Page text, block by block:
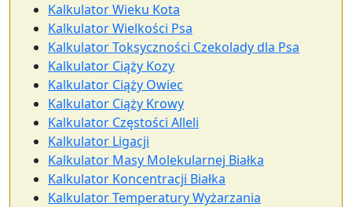
Kalkulator Wieku Kota
Kalkulator Wielkości Psa
Kalkulator Toksyczności Czekolady dla Psa
Kalkulator Ciąży Kozy
Kalkulator Ciąży Owiec
Kalkulator Ciąży Krowy
Kalkulator Częstości Alleli
Kalkulator Ligacji
Kalkulator Masy Molekularnej Białka
Kalkulator Koncentracji Białka
Kalkulator Temperatury Wyżarzania